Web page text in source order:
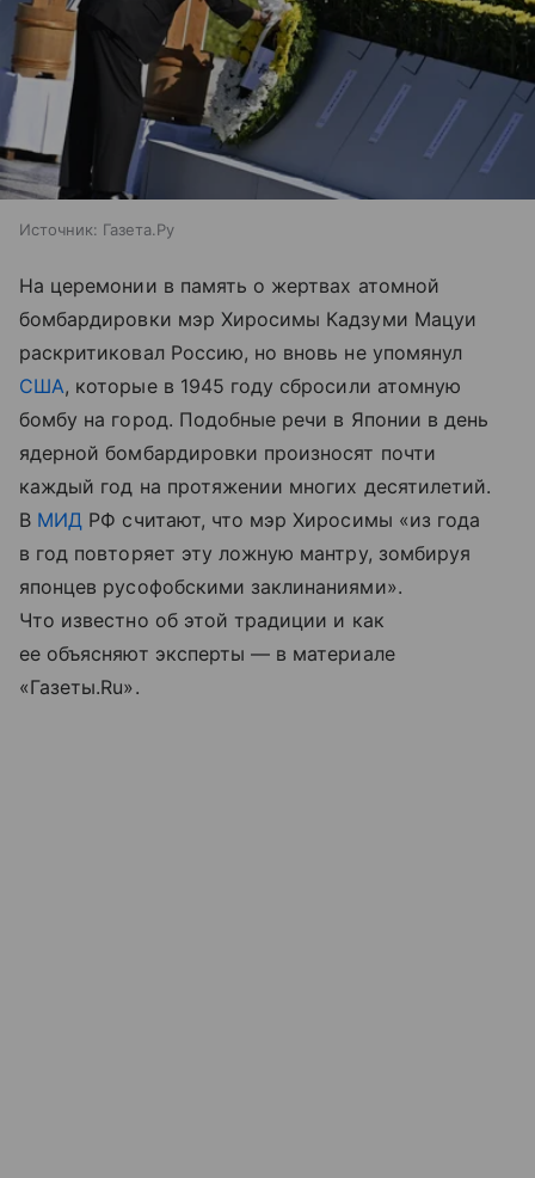
Источник: Газета.Ру
На церемонии в память о жертвах атомной
бомбардировки мэр Хиросимы Кадзуми Мацуи
раскритиковал Россию, но вновь не упомянул
США, которые в 1945 году сбросили атомную
бомбу на город. Подобные речи в Японии в день
ядерной бомбардировки произносят почти
каждый год на протяжении многих десятилетий.
В МИД РФ считают, что мэр Хиросимы «из года
в год повторяет эту ложную мантру, зомбируя
японцев русофобскими заклинаниями».
Что известно об этой традиции и как
ее объясняют эксперты — в материале
«Газеты.Ru».